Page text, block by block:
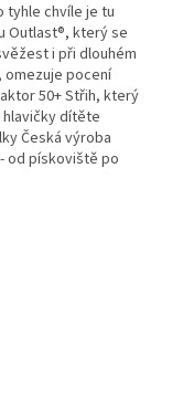
tyhle chvíle je tu
Outlast®, který se
i při dlouhém
omezuje pocení
50+ Střih, který
dítěte
Česká výroba
od pískoviště po